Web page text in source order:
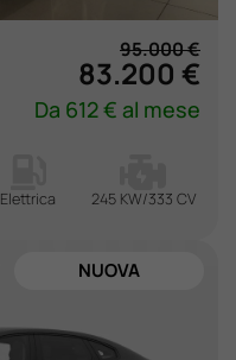
95.000 €
83.200 €
Da 612 € al mese
Elettrica 245 KW/333 CV
NUOVA